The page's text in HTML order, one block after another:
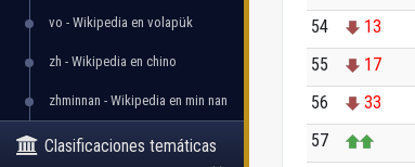
vo - Wikipedia en volapük
zh - Wikipedia en chino
zhminnan - Wikipedia en min nan
Clasificaciones temáticas
54 13
55
17
56
33
57